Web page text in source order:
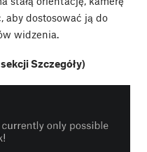
aby dostosować ją do
widzenia.
Szczegóły)